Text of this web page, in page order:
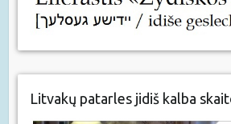
Litvakų patarles jidiš kalba